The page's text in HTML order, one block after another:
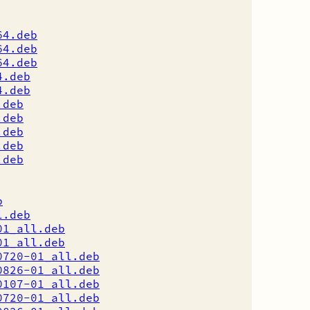
01_all.deb
01_all.deb
01_all.deb
01_all.deb